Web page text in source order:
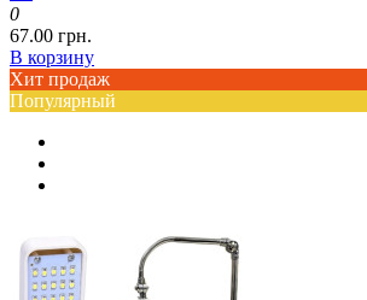
0
67.00 грн.
В корзину
Хит продаж
Популярный